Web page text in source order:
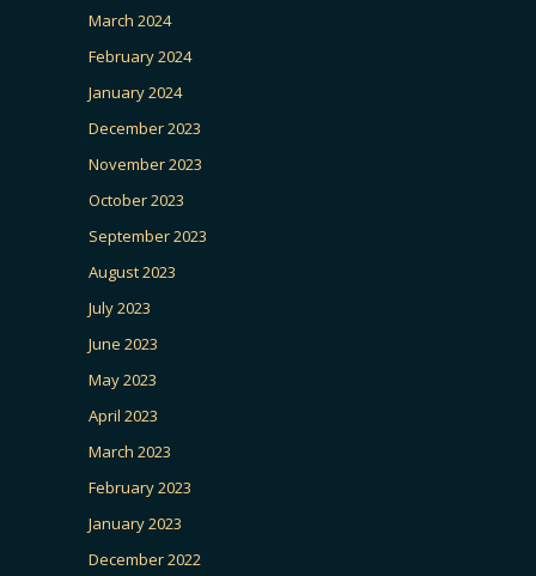
March 2024
February 2024
January 2024
December 2023
November 2023
October 2023
September 2023
August 2023
July 2023
June 2023
May 2023
April 2023
March 2023
February 2023
January 2023
December 2022